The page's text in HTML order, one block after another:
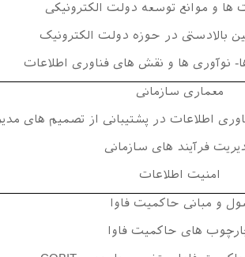
ها و موانع توسعه دولت الکترونیکی
بالادستی در حوزه دولت الکترونیک
نوآوری ها و نقش های فناوری اطلاعات
معماری سازمانی
اطلاعات در پشتیبانی از تصمیم های
فرآیند های سازمانی
امنیت اطلاعات
و مبانی حاکمیت فاوا
های حاکمیت فاوا